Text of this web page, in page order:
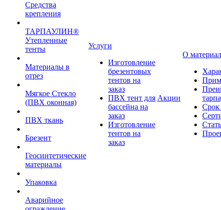
Средства
крепления
ТАРПАУЛИН®
Утепленные
тенты
Материалы в
отрез
Мягкое Стекло
(ПВХ оконная)
ПВХ ткань
Брезент
Геосинтетические
материалы
Упаковка
Аварийное
Услуги
Изготовление
брезентовых
тентов на
заказ
ПВХ тент для
бассейна на
заказ
Изготовление
тентов на
заказ
Акции
О